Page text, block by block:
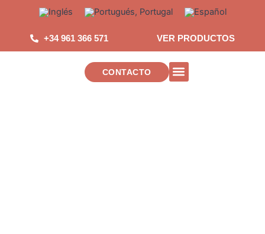
contenido
+34 961 366 571 VER PRODUCTOS
CONTACTO